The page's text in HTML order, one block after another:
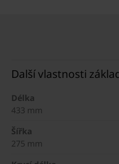
Další vlastnosti
Délka
433 mm
Šířka
275 mm